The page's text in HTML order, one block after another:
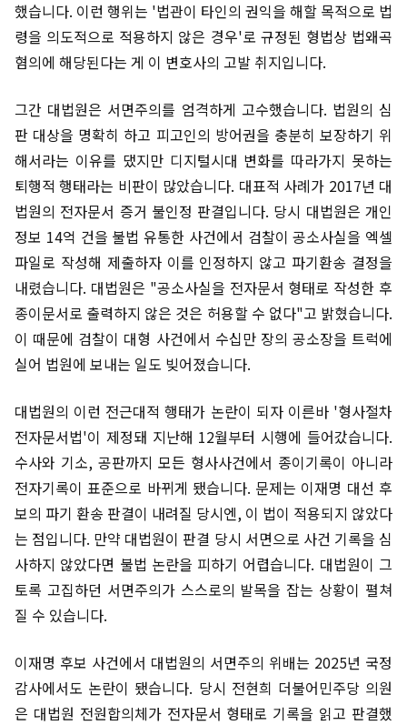
했습니다. 이런 행위는 '법관이 타인의 권익을 해할 목적으로 법
령을 의도적으로 적용하지 않은 경우'로 규정된 형법상 법왜곡
혐의에 해당된다는 게 이 변호사의 고발 취지입니다.
그간 대법원은 서면주의를 엄격하게 고수했습니다. 법원의 심
판 대상을 명확히 하고 피고인의 방어권을 충분히 보장하기 위
해서라는 이유를 댔지만 디지털시대 변화를 따라가지 못하는
퇴행적 행태라는 비판이 많았습니다. 대표적 사례가 2017년 대
법원의 전자문서 증거 불인정 판결입니다. 당시 대법원은 개인
정보 14억 건을 불법 유통한 사건에서 검찰이 공소사실을 엑셀
파일로 작성해 제출하자 이를 인정하지 않고 파기환송 결정을
내렸습니다. 대법원은 "공소사실을 전자문서 형태로 작성한 후
종이문서로 출력하지 않은 것은 허용할 수 없다"고 밝혔습니다.
이 때문에 검찰이 대형 사건에서 수십만 장의 공소장을 트럭에
실어 법원에 보내는 일도 빚어졌습니다.
대법원의 이런 전근대적 행태가 논란이 되자 이른바 '형사절차
전자문서법'이 제정돼 지난해 12월부터 시행에 들어갔습니다.
수사와 기소, 공판까지 모든 형사사건에서 종이기록이 아니라
전자기록이 표준으로 바뀌게 됐습니다. 문제는 이재명 대선 후
보의 파기 환송 판결이 내려질 당시엔, 이 법이 적용되지 않았다
는 점입니다. 만약 대법원이 판결 당시 서면으로 사건 기록을 심
사하지 않았다면 불법 논란을 피하기 어렵습니다. 대법원이 그
토록 고집하던 서면주의가 스스로의 발목을 잡는 상황이 펼쳐
질 수 있습니다.
이재명 후보 사건에서 대법원의 서면주의 위배는 2025년 국정
감사에서도 논란이 됐습니다. 당시 전현희 더불어민주당 의원
은 대법원 전원합의체가 전자문서 형태로 기록을 읽고 판결했